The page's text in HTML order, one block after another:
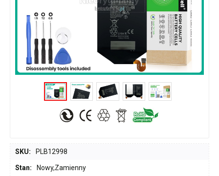
SKU: PLB12998
Stan: Nowy,Zamienny